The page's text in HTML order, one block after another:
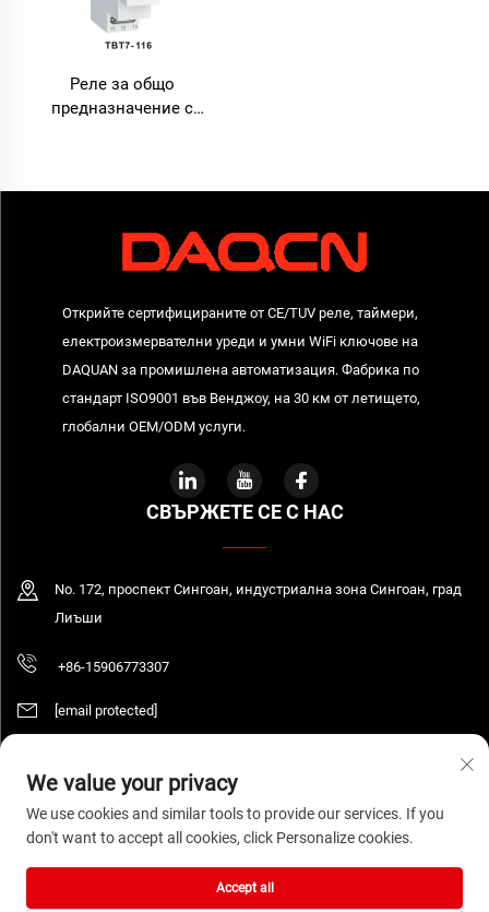
Реле за общо
предназначение с
Открийте сертифицираните от CE/TUV реле, таймери,
електроизмервателни уреди и умни WiFi ключове на
DAQUAN за промишлена автоматизация. Фабрика по
стандарт ISO9001 във Венджоу, на 30 км от летището,
глобални OEM/ODM услуги.
СВЪРЖЕТЕ СЕ С НАС
No. 172, проспект Сингоан, индустриална зона Сингоан, град
Лиъши
+86-15906773307
[email protected]
Всички права запазени. © 2026 WENZHOU DAQUAN ELECTRIC CO.,LTD
Политика за поверителност
We value your privacy
We use cookies and similar tools to provide our services. If you
don't want to accept all cookies, click Personalize cookies.
Accept all